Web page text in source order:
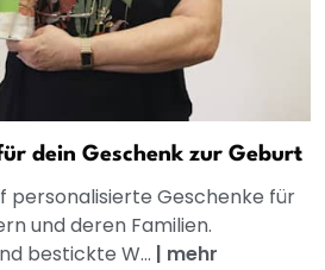
dein Geschenk zur Geburt
personalisierte Geschenke für
und deren Familien.
bestickte W... | mehr